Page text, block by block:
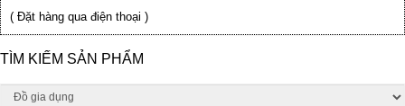
( Đặt hàng qua điện thoại )
TÌM KIẾM SẢN PHẨM